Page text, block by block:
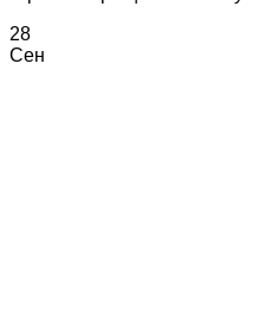
28
Сен